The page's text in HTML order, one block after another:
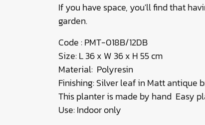
If you have space, you'll find that
garden.
Code : PMT-018B/12DB
Size: L 36 x W 36 x H 55 cm
Material:
Finishing: Silver leaf in
This planter is made by hand Easy
Use: Indoor only